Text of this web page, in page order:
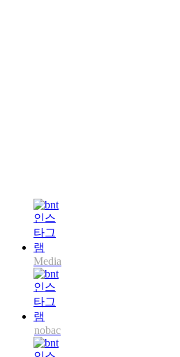
Media
nobac